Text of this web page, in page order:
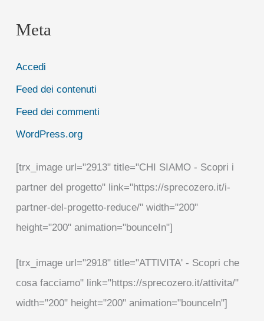
Meta
Accedi
Feed dei contenuti
Feed dei commenti
WordPress.org
[trx_image url="2913" title="CHI SIAMO - Scopri i
partner del progetto" link="https://sprecozero.it/i-
partner-del-progetto-reduce/" width="200"
height="200" animation="bounceIn"]
[trx_image url="2918" title="ATTIVITA' - Scopri che
cosa facciamo" link="https://sprecozero.it/attivita/"
width="200" height="200" animation="bounceIn"]